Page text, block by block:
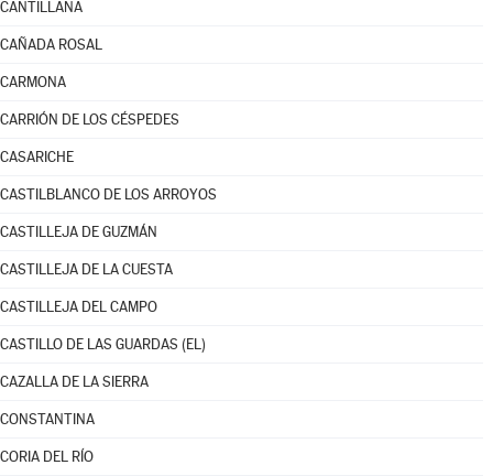
CANTILLANA
CAÑADA ROSAL
CARMONA
CARRIÓN DE LOS CÉSPEDES
CASARICHE
CASTILBLANCO DE LOS ARROYOS
CASTILLEJA DE GUZMÁN
CASTILLEJA DE LA CUESTA
CASTILLEJA DEL CAMPO
CASTILLO DE LAS GUARDAS (EL)
CAZALLA DE LA SIERRA
CONSTANTINA
CORIA DEL RÍO